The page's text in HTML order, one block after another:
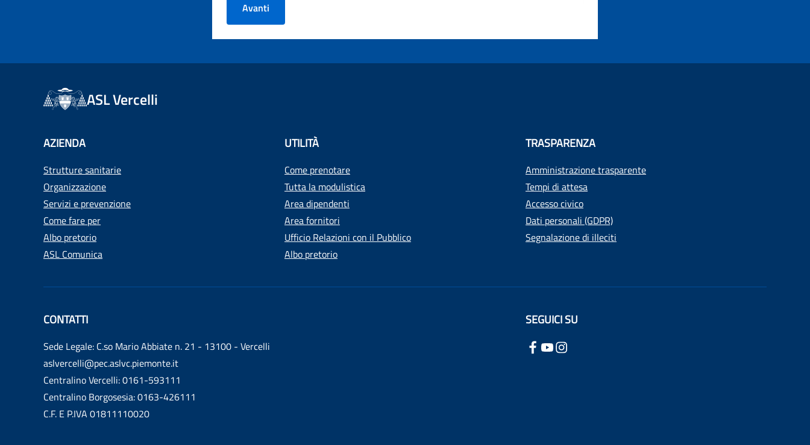
Avanti
ASL Vercelli
AZIENDA
Strutture sanitarie
Organizzazione
Servizi e prevenzione
Come fare per
Albo pretorio
ASL Comunica
UTILITÀ
Come prenotare
Tutta la modulistica
Area dipendenti
Area fornitori
Ufficio Relazioni con il Pubblico
Albo pretorio
TRASPARENZA
Amministrazione trasparente
Tempi di attesa
Accesso civico
Dati personali (GDPR)
Segnalazione di illeciti
CONTATTI
Sede Legale: C.so Mario Abbiate n. 21 - 13100 - Vercelli
aslvercelli@pec.aslvc.piemonte.it
Centralino Vercelli: 0161-593111
Centralino Borgosesia: 0163-426111
C.F. E P.IVA 01811110020
SEGUICI SU